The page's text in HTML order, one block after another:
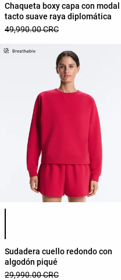
Chaqueta boxy capa con modal
tacto suave raya diplomática
49,990.00 CRC
Lista de colores del producto
Sudadera cuello redondo con
algodón piqué
29,990.00 CRC